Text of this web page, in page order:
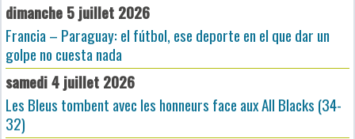
dimanche 5 juillet 2026
Francia – Paraguay: el fútbol, ese deporte en el que dar un
golpe no cuesta nada
samedi 4 juillet 2026
Les Bleus tombent avec les honneurs face aux All Blacks (34-
32)